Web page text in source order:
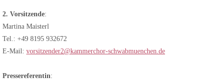
2. Vorsitzende:
Martina Maisterl
Tel.: +49 8195 932672
E-Mail: vorsitzender2@kammerchor-schwabmuenchen.de
Pressereferentin: